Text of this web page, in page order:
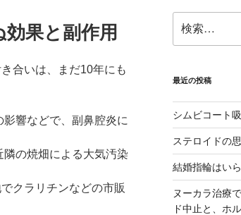
果と副作用
合いは、まだ10年にも
響などで、副鼻腔炎に
の焼畑による大気汚染
クラリチンなどの市販
索:
最近の投稿
シムビコート
ステロイドの
結婚指輪はい
ヌーカラ治療
ド中止と、ホ